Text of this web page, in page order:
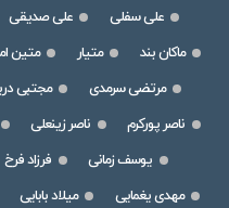
علی سفلی
علی صدیقی
ماکان بند
متیار متین
مرتضی سرمدی
مجتبی
ناصر پورکرم
ناصر زینعلی
یوسف زمانی
فرزاد فرخ
مهدی یغمایی
میلاد بابایی